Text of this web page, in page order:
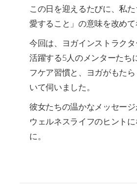
この日を迎えるたびに、私
愛すること」の意味を改めて
今回は、ヨガインストラク
活躍する5人のメンターたち
フケア習慣と、ヨガがもた
いて伺いました。
彼女たちの温かなメッセー
ウェルネスライフのヒント
に。